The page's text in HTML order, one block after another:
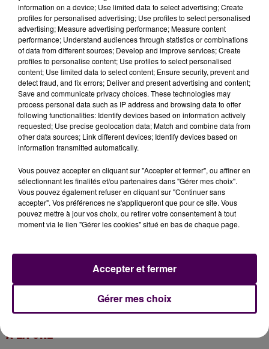
pénitentiaire condéen.
Rétablir les fouilles
"Aujourd’hui, ces découvertes montrent bien la
nécessité de modifier l’article 57 de la loi
pénitentiaire pour permettre de rétablir les fouilles
systématiques au sortir des parloirs. Comment peut-
on continuer d’ignorer le danger prégnant dans une
structure comme le centre pénitentiaire de Condé-
sur-Sarthe qui accueille les détenus exclus des
autres établissements pénitentiaires pour des faits
détenus radicalisés et violents ?"conclut le syndicat
FO.
À LA UNE
information on a device; Use limited data to select advertising; Create
profiles for personalised advertising; Use profiles to select personalised
advertising; Measure advertising performance; Measure content
performance; Understand audiences through statistics or combinations
of data from different sources; Develop and improve services; Create
profiles to personalise content; Use profiles to select personalised
content; Use limited data to select content; Ensure security, prevent and
detect fraud, and fix errors; Deliver and present advertising and content;
Save and communicate privacy choices. These technologies may
process personal data such as IP address and browsing data to offer
following functionalities: Identify devices based on information actively
requested; Use precise geolocation data; Match and combine data from
other data sources; Link different devices; Identify devices based on
information transmitted automatically.
Vous pouvez accepter en cliquant sur "Accepter et fermer", ou affiner en
sélectionnant les finalités et/ou partenaires dans "Gérer mes choix".
Vous pouvez également refuser en cliquant sur "Continuer sans
accepter". Vos préférences ne s'appliqueront que pour ce site. Vous
pouvez mettre à jour vos choix, ou retirer votre consentement à tout
moment via le lien "Gérer les cookies" situé en bas de chaque page.
Gérer mes choix
Accepter et fermer